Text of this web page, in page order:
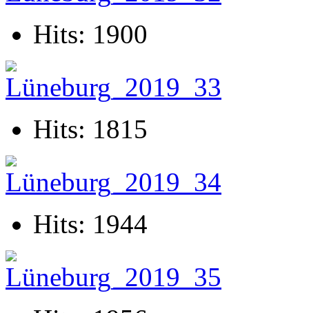
Hits: 1900
Hits: 1815
Hits: 1944